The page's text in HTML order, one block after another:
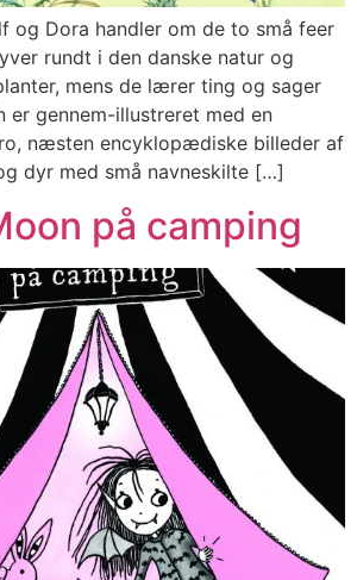
og Dora handler om de to små feer
rundt i den danske natur og
mens de lærer ting og sager
er gennem-illustreret med en
næsten encyklopædiske billeder af
dyr med små navneskilte […]
på camping